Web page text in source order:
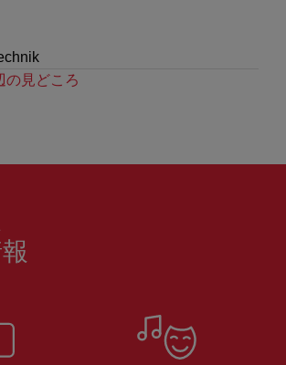
の見どころ